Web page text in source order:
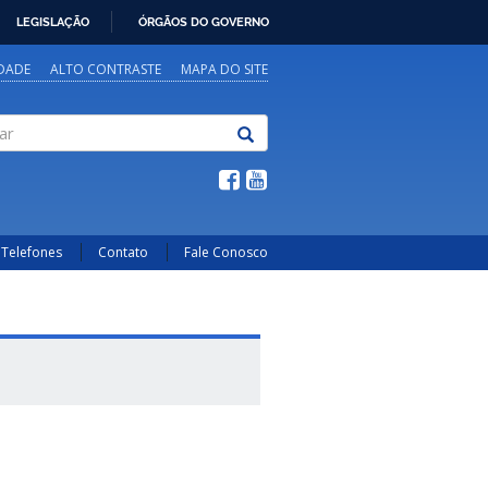
LEGISLAÇÃO ÓRGÃOS DO GOVERNO
ALTO CONTRASTE MAPA DO SITE
Telefones Contato Fale Conosco